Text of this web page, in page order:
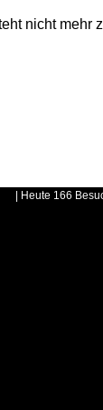
nicht mehr
| Heute 166